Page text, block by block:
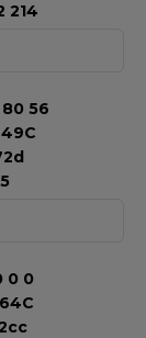
214
80 56
0 0